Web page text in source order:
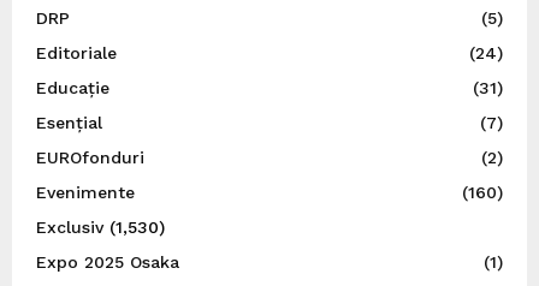
DRP
(5)
Editoriale
(24)
Educație
(31)
Esențial
(7)
EUROfonduri
(2)
Evenimente
(160)
Exclusiv(1,530)
Expo 2025 Osaka
(1)